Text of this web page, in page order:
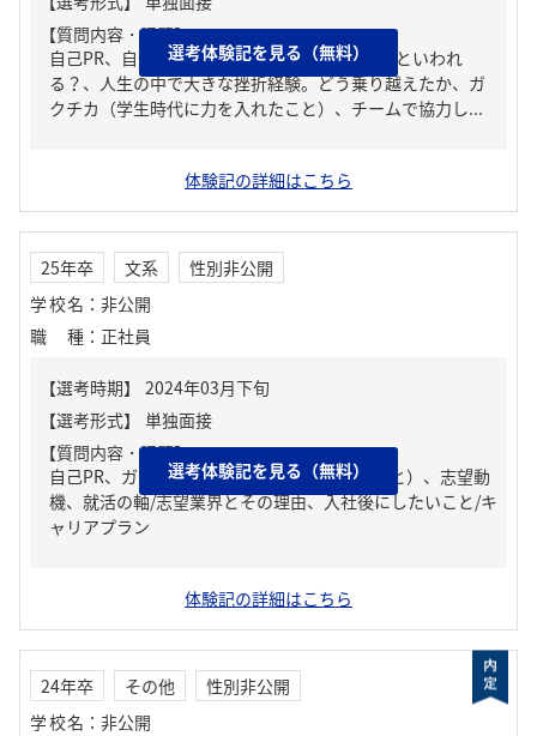
【質問内容・課題】
自己PR、自分の強み/弱み、周りからどんな人といわれ
る？、人生の中で大きな挫折経験。どう乗り越えたか、ガ
クチカ（学生時代に力を入れたこと）、チームで協力し...
選考体験記を見る（無料）
体験記の詳細はこちら
25年卒 文系
性別非公開
学校名 ： 非公開
職種 ： 正社員
【質問内容・課題】
自己PR、ガクチカ（学生時代に力を入れたこと）、志望動
機、就活の軸/志望業界とその理由、入社後にしたいこと/キ
ャリアプラン
選考体験記を見る（無料）
体験記の詳細はこちら
24年卒 その他
性別非公開
学校名 ： 非公開